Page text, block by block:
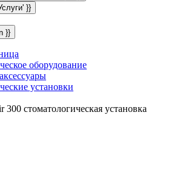
}}
}}
оборудование
установки
300 стоматологическая установка